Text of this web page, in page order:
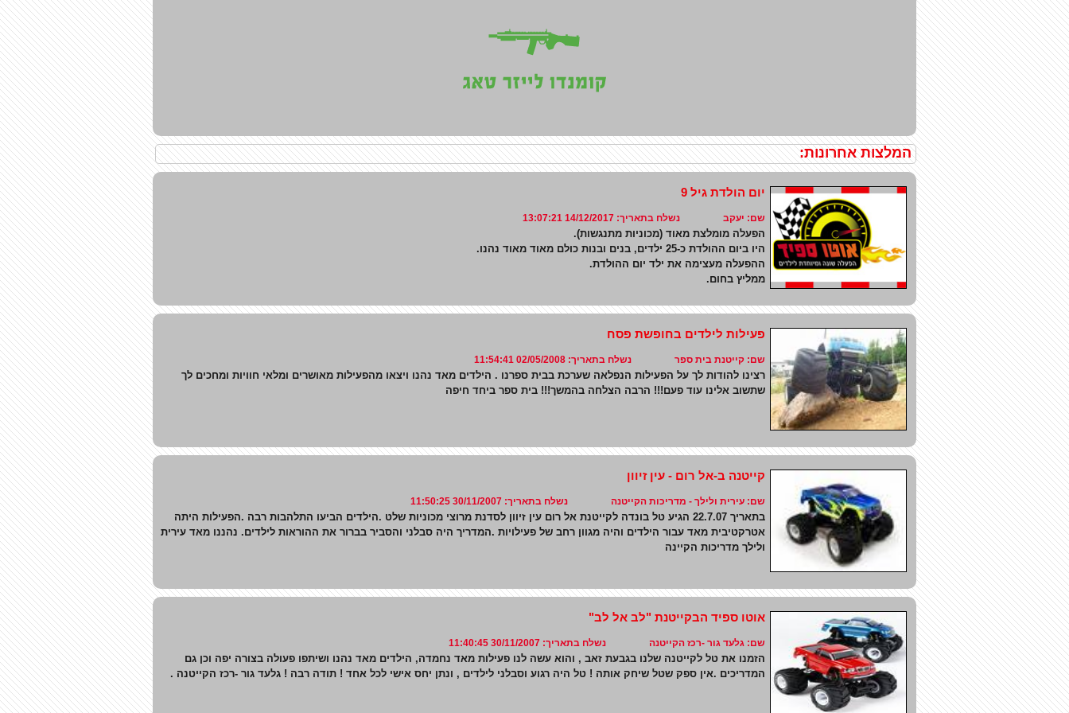
המלצות אחרונות:
יום הולדת גיל 9
שם: יעקב נשלח בתאריך: 14/12/2017 13:07:21
הפעלה מומלצת מאוד (מכוניות מתנגשות).
היו ביום ההולדת כ-25 ילדים, בנים ובנות כולם מאוד מאוד נהנו.
ההפעלה מעצימה את ילד יום ההולדת.
ממליץ בחום.
פעילות לילדים בחופשת פסח
שם: קייטנת בית ספר נשלח בתאריך: 02/05/2008 11:54:41
רצינו להודות לך על הפעילות הנפלאה שערכת בבית ספרנו . הילדים מאד נהנו ויצאו מהפעילות מאושרים ומלאי חוויות ומחכים לך
שתשוב אלינו עוד פעם!!! הרבה הצלחה בהמשך!!! בית ספר ביחד חיפה
קייטנה ב-אל רום - עין זיוון
שם: עירית ולילך - מדריכות הקייטנה נשלח בתאריך: 30/11/2007 11:50:25
בתאריך 22.7.07 הגיע טל בונדה לקייטנת אל רום עין זיוון לסדנת מרוצי מכוניות שלט .הילדים הביעו התלהבות רבה .הפעילות היתה
אטרקטיבית מאד עבור הילדים והיה מגוון רחב של פעילויות .המדריך היה סבלני והסביר בברור את ההוראות לילדים. נהננו מאד עירית
ולילך מדריכות הקיינה
אוטו ספיד הבקייטנת "לב אל לב"
שם: גלעד גור -רכז הקייטנה נשלח בתאריך: 30/11/2007 11:40:45
הזמנו את טל לקייטנה שלנו בגבעת זאב , והוא עשה לנו פעילות מאד נחמדה, הילדים מאד נהנו ושיתפו פעולה בצורה יפה וכן גם
המדריכים .אין ספק שטל שיחק אותה ! טל היה רגוע וסבלני לילדים , ונתן יחס אישי לכל אחד ! תודה רבה ! גלעד גור -רכז הקייטנה .